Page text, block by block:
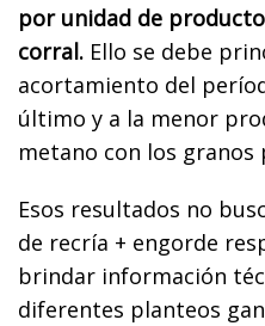
por unidad de
corral. Ello se debe
acortamiento del
último y a la menor
metano con los granos
Esos resultados no
de recría + engorde
brindar información
diferentes planteos